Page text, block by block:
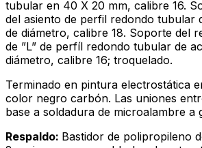
tubular en 40 X 20 mm, calibre 16.
del asiento de perfil redondo tubular
de diámetro, calibre 18. Soporte del
de ”L” de perfíl redondo tubular de
diámetro, calibre 16; troquelado.
Terminado en pintura electrostática
color negro carbón. Las uniones
base a soldadura de microalambre a
Respaldo: Bastidor de polipropileno